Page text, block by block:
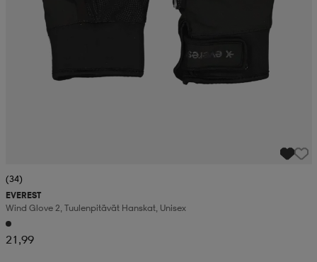
(34)
EVEREST
Wind Glove 2, Tuulenpitävät Hanskat, Unisex
21,99